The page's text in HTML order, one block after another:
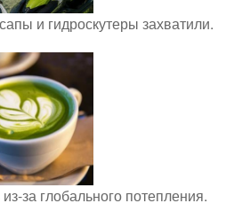
и гидроскутеры захватили.
за глобального потепления.